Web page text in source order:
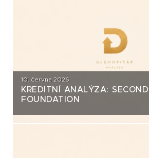
10. června 2026
KREDITNÍ ANALÝZA: SECOND
FOUNDATION